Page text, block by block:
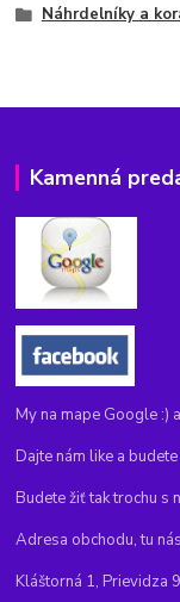
Náhrdelníky a
Kamenná
My na mape Google :)
Dajte nám like a
Budete žiť tak trochu s
Adresa obchodu, tu
Kláštorná 1, Prievidza